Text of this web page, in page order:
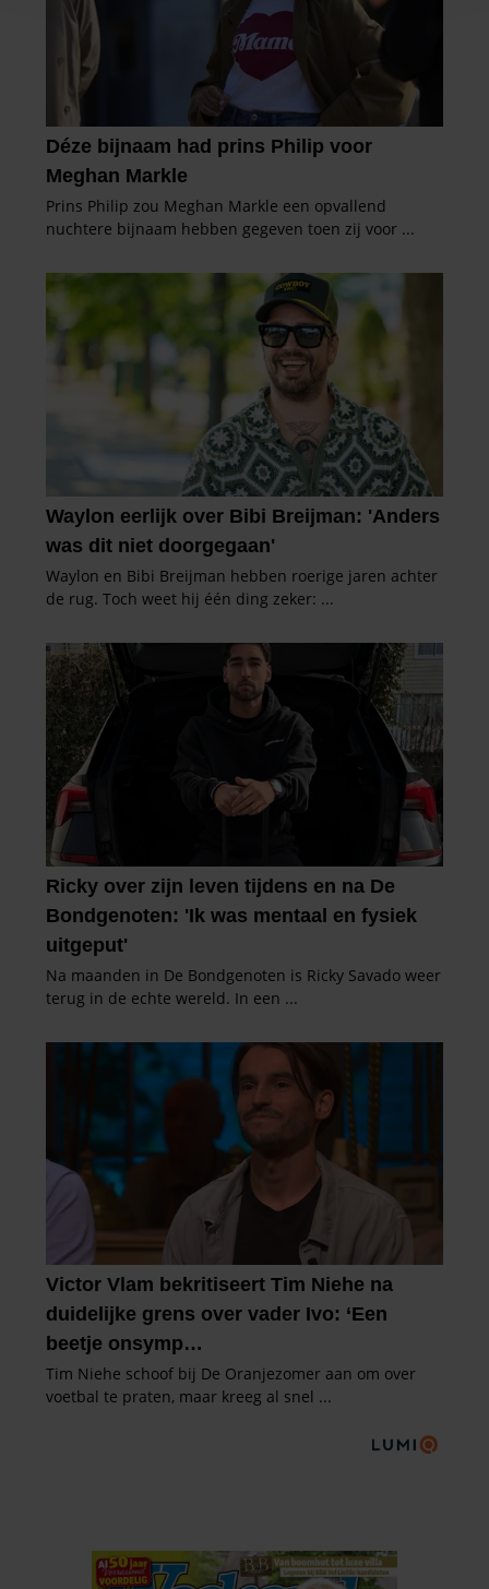
en om ons websiteverkeer te analyseren. Ook delen we
informatie over uw gebruik van onze site met onze
partners voor social media, adverteren en analyse. Deze
partners kunnen deze gegevens combineren met andere
informatie die u aan ze heeft verstrekt of die ze hebben
verzameld op basis van uw gebruik van hun services. U
gaat akkoord met onze cookies als u onze website blijft